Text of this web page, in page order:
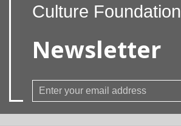
Culture Foundation
Newsletter